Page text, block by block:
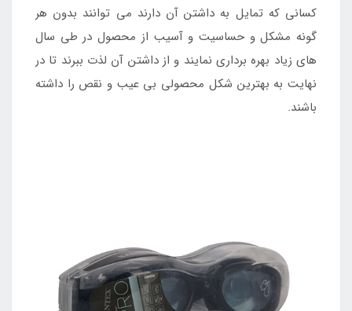
کسانی که تمایل به داشتن آن دارند می توانند بدون هر
گونه مشکل و حساسیت و آسیب از محصول در طی سال
های زیاد بهره برداری نمایند و از داشتن آن لذت ببرند تا در
نهایت به بهترین شکل محصولی بی عیب و نقص را داشته
باشند.